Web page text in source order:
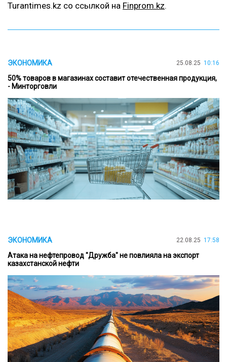
Turantimes.kz со ссылкой на Finprom.kz.
ЭКОНОМИКА 25.08.25 10:16
50% товаров в магазинах составит отечественная продукция,
- Минторговли
ЭКОНОМИКА 22.08.25 17:58
Атака на нефтепровод "Дружба" не повлияла на экспорт
казахстанской нефти